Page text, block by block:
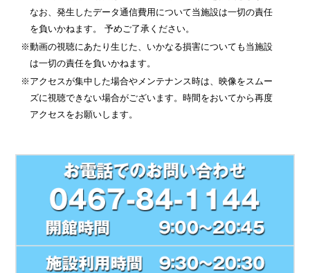
なお、発生したデータ通信費用について当施設は一切の責任
を負いかねます。 予めご了承ください。
※動画の視聴にあたり生じた、いかなる損害についても当施設
は一切の責任を負いかねます。
※アクセスが集中した場合やメンテナンス時は、映像をスムー
ズに視聴できない場合がございます。時間をおいてから再度
アクセスをお願いします。